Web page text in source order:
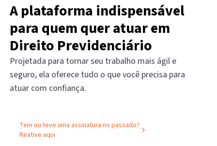
A plataforma indispensável
para quem quer atuar em
Direito Previdenciário
Projetada para tornar seu trabalho mais ágil e
seguro, ela oferece tudo o que você precisa para
atuar com confiança.
Tem ou teve uma assinatura no passado?
Reative aqui